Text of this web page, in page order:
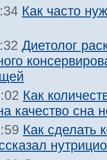
Как часто
Диетолог
Как
качество сна
Как сделать